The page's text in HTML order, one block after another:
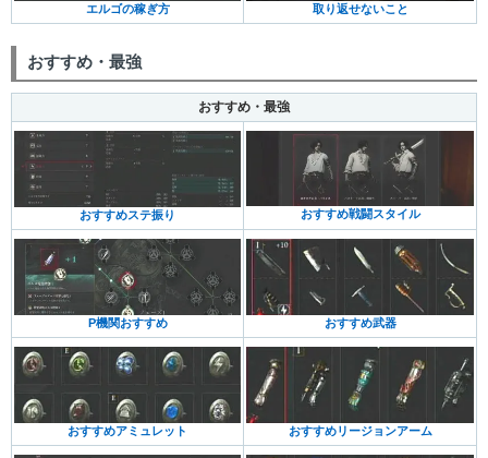
エルゴの稼ぎ方 取り返せないこと
おすすめ・最強
おすすめ・最強
おすすめステ振り おすすめ戦闘スタイル
P機関おすすめ おすすめ武器
おすすめアミュレット おすすめリージョンアーム